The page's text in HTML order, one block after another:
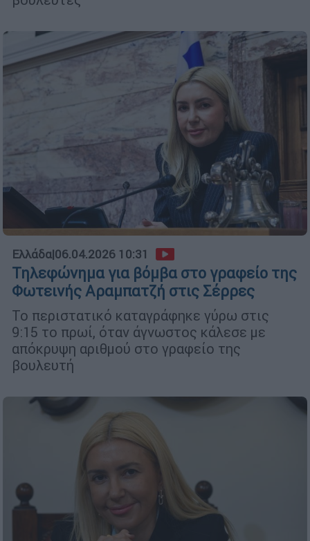
Ελλάδα|06.04.2026 10:31
Τηλεφώνημα για βόμβα στο γραφείο της
Φωτεινής Αραμπατζή στις Σέρρες
Το περιστατικό καταγράφηκε γύρω στις
9:15 το πρωί, όταν άγνωστος κάλεσε με
απόκρυψη αριθμού στο γραφείο της
βουλευτή